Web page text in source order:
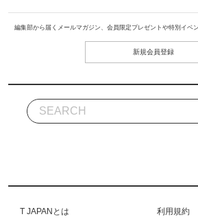
編集部から届くメールマガジン、会員限定プレゼントや特別イベ
新規会員登録
T JAPANとは
利用規約